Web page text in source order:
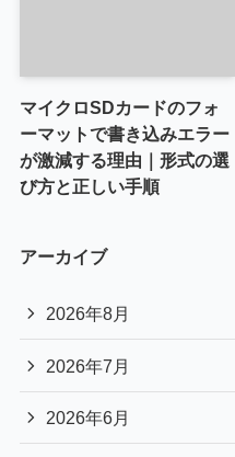
マイクロSDカードのフォ
ーマットで書き込みエラー
が激減する理由｜形式の選
び方と正しい手順
アーカイブ
2026年8月
2026年7月
2026年6月